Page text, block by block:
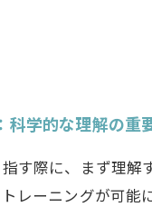
科学的な理解の重
す際に、まず理解
レーニングが可能